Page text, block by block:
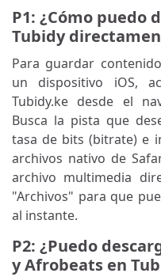
P1: ¿Cómo puedo
Tubidy
Para guardar
un dispositivo iOS,
Tubidy.ke desde el
Busca la pista que
tasa de bits (bitrate) e
archivos nativo de
archivo multimedia
"Archivos" para que
al instante.
P2: ¿Puedo
y Afrobeats en